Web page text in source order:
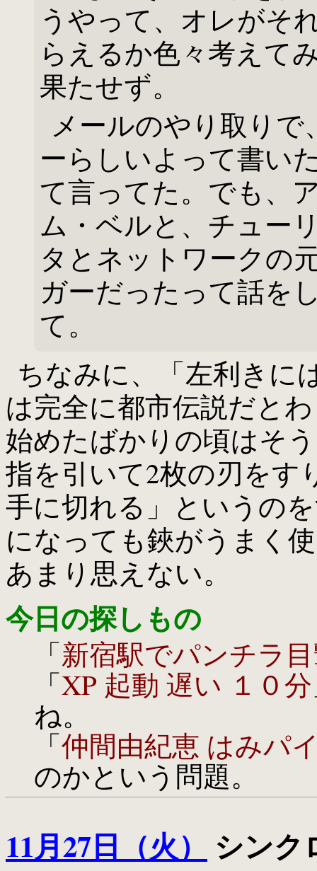
うやって、オレがそ
らえるか色々考えて
果たせず。
メールのやり取り
ーらしいよって書い
て言ってた。でも、
ム・ベルと、チュー
タとネットワークの
ガーだったって話を
て。
ちなみに、「左利きに
は完全に都市伝説だと
始めたばかりの頃はそ
指を引いて2枚の刃をす
手に切れる」というの
になっても鋏がうまく
あまり思えない。
今日の探しもの
「新宿駅でパンチラ
「XP 起動 遅い １０分
ね。
「仲間由紀恵 はみパ
のかという問題。
11月27日（火） シンク